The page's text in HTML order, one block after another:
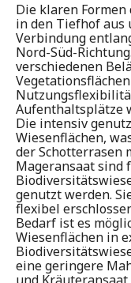
Die klaren
in den Tiefhof aus
Verbindung
Nord-Süd-
verschiedenen
Aufenthaltsplätze
Die intensiv
Wiesenflächen,
der Schotterrasen
Mageransaat sind
genutzt werden.
flexibel
Bedarf ist es
Wiesenflächen in
eine geringere